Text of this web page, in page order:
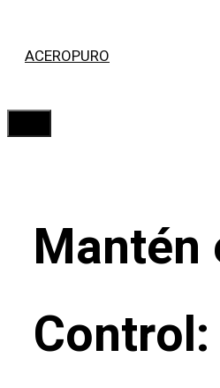
ACEROPURO
Mantén